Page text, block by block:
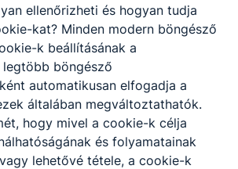
Györgyevics
Tiborné
gondnok
gondnokság
ellenőrizheti és hogyan tudja
kat? Minden modern böngésző
k beállításának a
böngésző
automatikusan elfogadja a
általában megváltoztathatók.
hogy mivel a cookie-k célja
és folyamatainak
lehetővé tétele, a cookie-k